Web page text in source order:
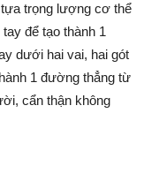
trọng lượng cơ thể
để tạo thành 1
dưới hai vai, hai gót
1 đường thẳng từ
cẩn thận không